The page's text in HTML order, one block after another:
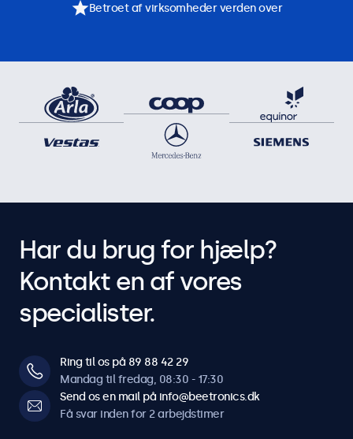
Betroet af virksomheder verden over
Har du brug for hjælp?
Kontakt en af vores
specialister.
Ring til os på 89 88 42 29
Mandag til fredag, 08:30 - 17:30
Send os en mail på info@beetronics.dk
Få svar inden for 2 arbejdstimer